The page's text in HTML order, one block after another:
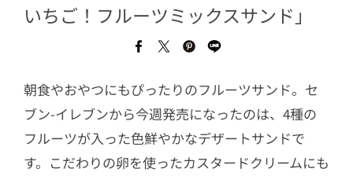
いちご！フルーツミックスサンド」
朝食やおやつにもぴったりのフルーツサンド。セ
ブン-イレブンから今週発売になったのは、4種の
フルーツが入った色鮮やかなデザートサンドで
す。こだわりの卵を使ったカスタードクリームにも